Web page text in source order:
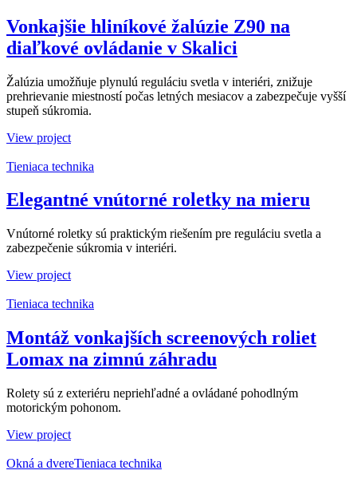
Vonkajšie hliníkové žalúzie Z90 na
diaľkové ovládanie v Skalici
Žalúzia umožňuje plynulú reguláciu svetla v interiéri, znižuje
prehrievanie miestností počas letných mesiacov a zabezpečuje vyšší
stupeň súkromia.
View project
Tieniaca technika
Elegantné vnútorné roletky na mieru
Vnútorné roletky sú praktickým riešením pre reguláciu svetla a
zabezpečenie súkromia v interiéri.
View project
Tieniaca technika
Montáž vonkajších screenových roliet
Lomax na zimnú záhradu
Rolety sú z exteriéru nepriehľadné a ovládané pohodlným
motorickým pohonom.
View project
Okná a dvereTieniaca technika